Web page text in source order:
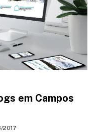
em Campos
2017